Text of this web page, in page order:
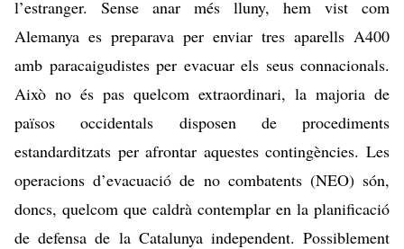
l’estranger. Sense anar més lluny, hem vist com
Alemanya es preparava per enviar tres aparells A400
amb paracaigudistes per evacuar els seus connacionals.
Això no és pas quelcom extraordinari, la majoria de
països occidentals disposen deprocediments
estandarditzats per afrontar aquestes contingències. Les
operacions d’evacuació de no combatents (NEO) són,
doncs, quelcom que caldrà contemplar en la planificació
de defensa de la Catalunya independent. Possiblement